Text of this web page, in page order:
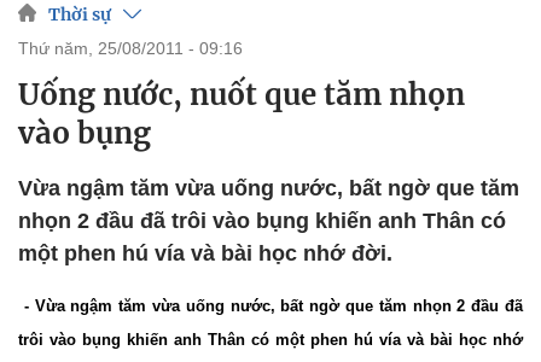
Thời sự
thứ năm, 25/08/2011 - 09:16
Uống nước, nuốt que tăm nhọn
vào bụng
Vừa ngậm tăm vừa uống nước, bất ngờ que tăm
nhọn 2 đầu đã trôi vào bụng khiến anh Thân có
một phen hú vía và bài học nhớ đời.
- Vừa ngậm tăm vừa uống nước, bất ngờ que tăm nhọn 2 đầu đã
trôi vào bụng khiến anh Thân có một phen hú vía và bài học nhớ